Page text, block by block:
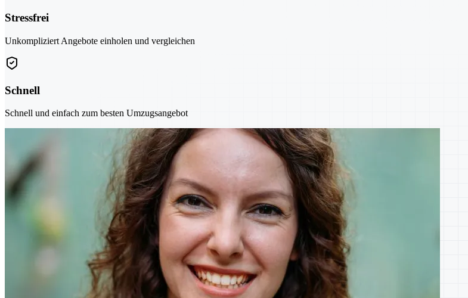
Stressfrei
Unkompliziert Angebote einholen und vergleichen
Schnell
Schnell und einfach zum besten Umzugsangebot